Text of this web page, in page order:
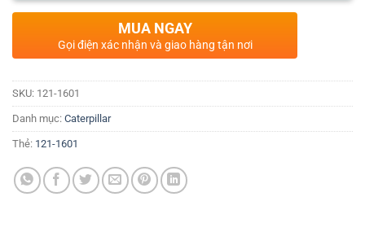
MUA NGAY
Gọi điện xác nhận và giao hàng tận nơi
SKU: 121-1601
Danh mục: Caterpillar
Thẻ: 121-1601